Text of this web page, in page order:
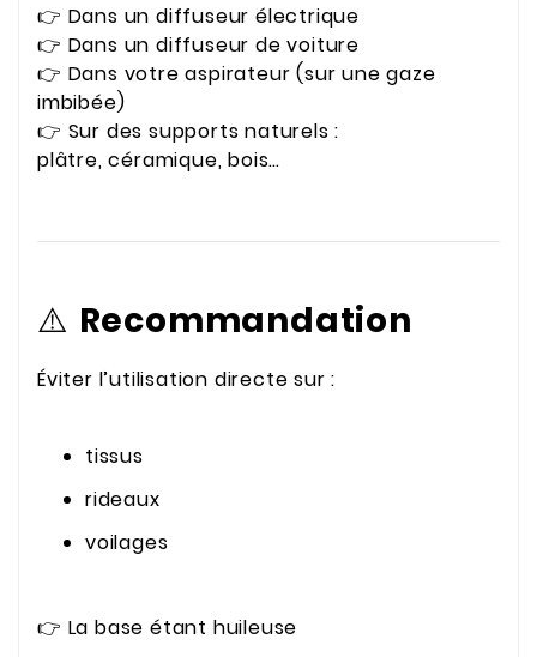
👉 Dans un diffuseur électrique
👉 Dans un diffuseur de voiture
👉 Dans votre aspirateur (sur une gaze
imbibée)
👉 Sur des supports naturels :
plâtre, céramique, bois…
⚠️ Recommandation
Éviter l’utilisation directe sur :
tissus
rideaux
voilages
👉 La base étant huileuse